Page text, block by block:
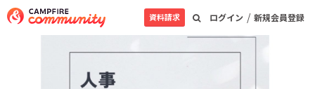
ログイン / 新規会員登録
資料請求